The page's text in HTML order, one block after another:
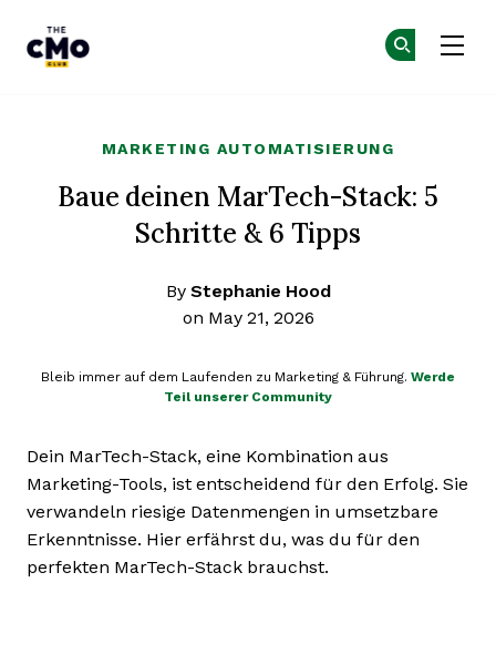
MARKETING AUTOMATISIERUNG
Baue deinen MarTech-Stack: 5
Schritte & 6 Tipps
By Stephanie Hood
on May 21, 2026
Bleib immer auf dem Laufenden zu Marketing & Führung. Werde
Teil unserer Community
Dein MarTech-Stack, eine Kombination aus
Marketing-Tools, ist entscheidend für den Erfolg. Sie
verwandeln riesige Datenmengen in umsetzbare
Erkenntnisse. Hier erfährst du, was du für den
perfekten MarTech-Stack brauchst.